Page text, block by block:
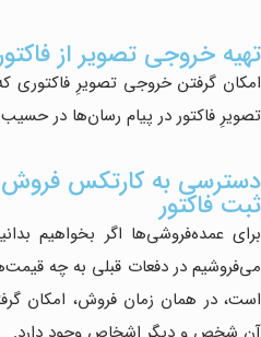
تهیه خروجی تصویر از
امکان گرفتن خروجی تصویرِ
تصویرِ فاکتور در پیام رسان‌ها در
دسترسی به کارتکس فروش
ثبت فاکتور
برای عمده‌فروشی‌ها اگر بخواهیم
می‌فروشیم در دفعات قبلی به چه
است، در همان زمان فروش، امکان